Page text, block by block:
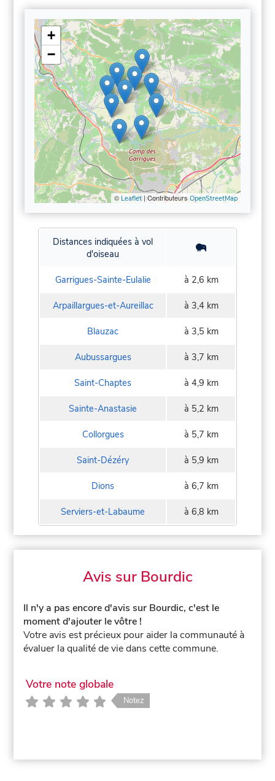
+
−
© Leaflet| ContributeursOpenStreetMap
Distances indiquées à vol
d'oiseau
Garrigues-Sainte-Eulalie à 2,6 km
Arpaillargues-et-Aureillac à 3,4 km
Blauzac à 3,5 km
Aubussargues à 3,7 km
Saint-Chaptes à 4,9 km
Sainte-Anastasie à 5,2 km
Collorgues à 5,7 km
Saint-Dézéry à 5,9 km
Dions à 6,7 km
Serviers-et-Labaume à 6,8 km
Avis sur Bourdic
Il n'y a pas encore d'avis sur Bourdic, c'est le
moment d'ajouter le vôtre !
Votre avis est précieux pour aider la communauté à
évaluer la qualité de vie dans cette commune.
Votre note globale
Notez